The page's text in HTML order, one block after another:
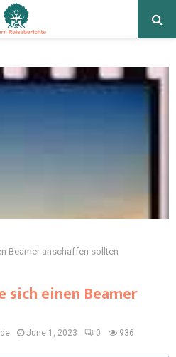
Beamer anschaffen sollten
sich einen Beamer
June 1, 2023 0 936